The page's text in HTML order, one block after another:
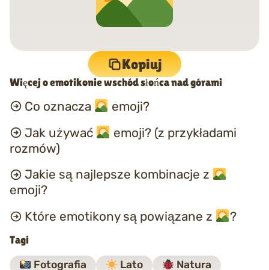
Kopiuj
Więcej o emotikonie wschód słońca nad górami
Co oznacza
emoji?
Jak używać
emoji? (z przykładami
rozmów)
Jakie są najlepsze kombinacje z
emoji?
Które emotikony są powiązane z
?
Tagi
Fotografia Lato
Natura